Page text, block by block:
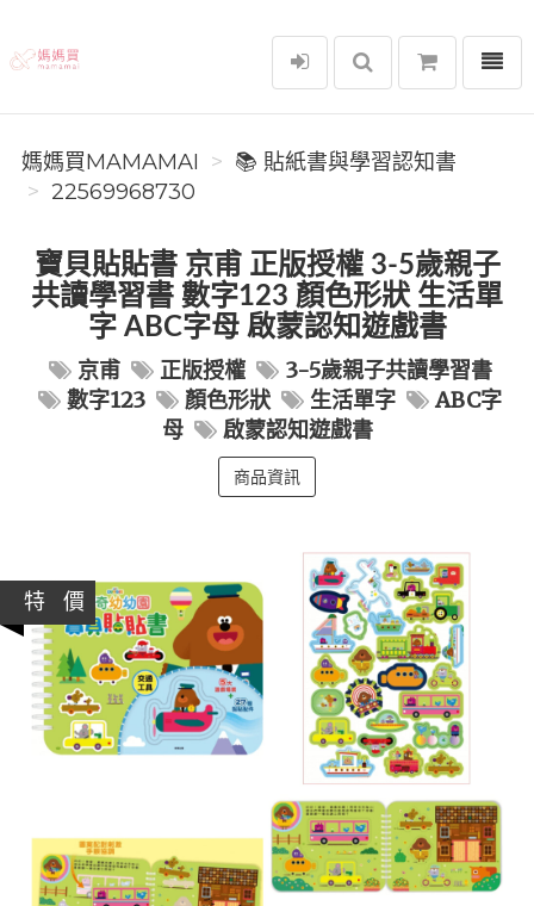
媽媽買MAMAMAI
選單
媽媽買MAMAMAI
📚 貼紙書與學習認知書
22569968730
寶貝貼貼書 京甫 正版授權 3-5歲親子
共讀學習書 數字123 顏色形狀 生活單
字 ABC字母 啟蒙認知遊戲書
京甫 正版授權
3-5歲親子共讀學習書
數字123
顏色形狀 生活單字
ABC字
母
啟蒙認知遊戲書
商品資訊
特 價